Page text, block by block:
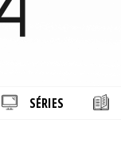
SÉRIES